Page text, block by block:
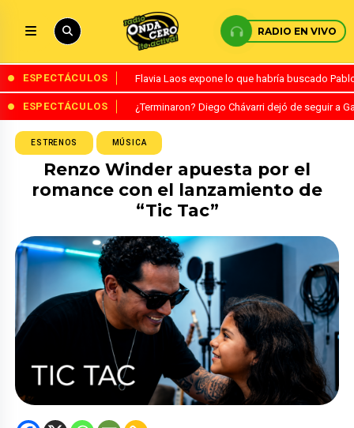
RADIO EN VIVO
ESPECTÁCULOS Flavia Laos expone lo que habría buscado
ESPECTÁCULOS ¿Terminaron? Diego Chávarri dejó de seguir a
ESTRENOS MÚSICA
Renzo Winder apuesta por el
romance con el lanzamiento de
“Tic Tac”